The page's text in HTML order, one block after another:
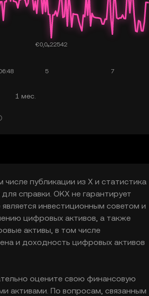
1 мес.
публикации из X и статистика
справки. OKX не гарантирует
инвестиционным советом и
цифровых активов, а также
активы, в том числе
и доходность цифровых активов
оцените свою финансовую
активами. По вопросам, связанным